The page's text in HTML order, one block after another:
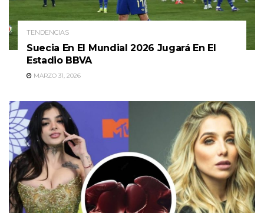
TENDENCIAS
Suecia En El Mundial 2026 Jugará En El
Estadio BBVA
MARZO 31, 2026